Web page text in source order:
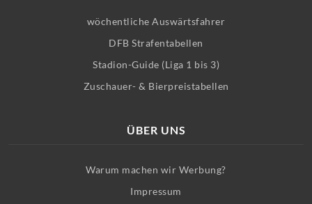
wöchentliche Auswärtsfahrer
DFB Strafentabellen
Stadion-Guide (Liga 1 bis 3)
Zuschauer- & Bierpreistabellen
ÜBER UNS
Warum machen wir Werbung?
Impressum